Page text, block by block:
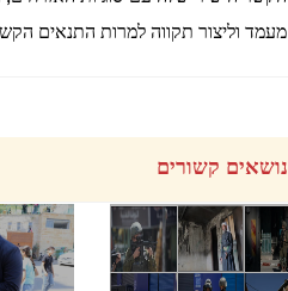
מעמד וליצור תקווה למרות התנאים
נושאים קשורים